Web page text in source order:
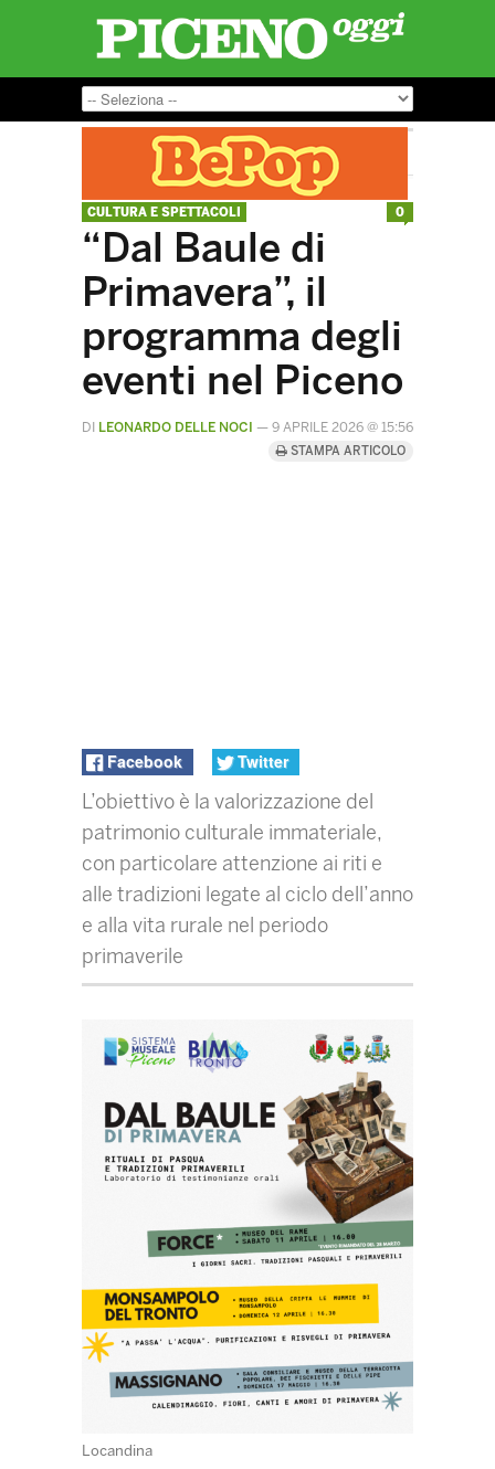
CULTURA E SPETTACOLI
“Dal Baule di
Primavera”, il
programma degli
eventi nel Piceno
DI LEONARDO DELLE NOCI — 9 APRILE 2026 @ 15:56
STAMPA ARTICOLO
Facebook Twitter
L’obiettivo è la valorizzazione del
patrimonio culturale immateriale,
con particolare attenzione ai riti e
alle tradizioni legate al ciclo dell’anno
e alla vita rurale nel periodo
primaverile
Locandina
0